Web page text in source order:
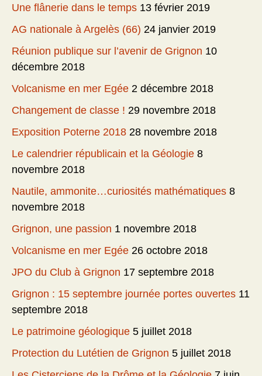
Une flânerie dans le temps 13 février 2019
AG nationale à Argelès (66) 24 janvier 2019
Réunion publique sur l’avenir de Grignon 10
décembre 2018
Volcanisme en mer Egée 2 décembre 2018
Changement de classe ! 29 novembre 2018
Exposition Poterne 2018 28 novembre 2018
Le calendrier républicain et la Géologie 8
novembre 2018
Nautile, ammonite…curiosités mathématiques 8
novembre 2018
Grignon, une passion 1 novembre 2018
Volcanisme en mer Egée 26 octobre 2018
JPO du Club à Grignon 17 septembre 2018
Grignon : 15 septembre journée portes ouvertes 11
septembre 2018
Le patrimoine géologique 5 juillet 2018
Protection du Lutétien de Grignon 5 juillet 2018